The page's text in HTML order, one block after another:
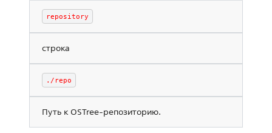
repository
строка
./repo
Путь к OSTree-репозиторию.